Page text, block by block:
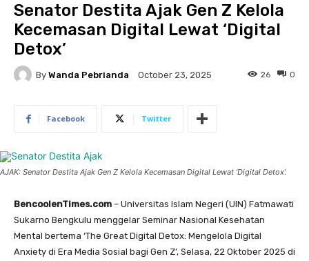
Senator Destita Ajak Gen Z Kelola
Kecemasan Digital Lewat ‘Digital
Detox’
By Wanda Pebrianda October 23, 2025 0
26
Facebook Twitter
AJAK: Senator Destita Ajak Gen Z Kelola Kecemasan Digital Lewat ‘Digital Detox’.
BencoolenTimes.com – Universitas Islam Negeri (UIN) Fatmawati
Sukarno Bengkulu menggelar Seminar Nasional Kesehatan
Mental bertema ‘The Great Digital Detox: Mengelola Digital
Anxiety di Era Media Sosial bagi Gen Z’, Selasa, 22 Oktober 2025 di